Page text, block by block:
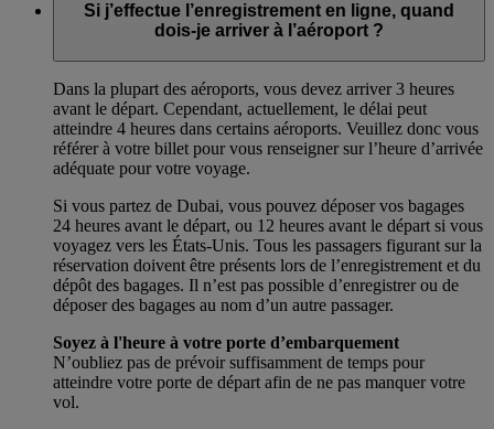
Si j’effectue l’enregistrement en ligne, quand
dois-je arriver à l’aéroport ?
Dans la plupart des aéroports, vous devez arriver 3 heures
avant le départ. Cependant, actuellement, le délai peut
atteindre 4 heures dans certains aéroports. Veuillez donc vous
référer à votre billet pour vous renseigner sur l’heure d’arrivée
adéquate pour votre voyage.
Si vous partez de Dubai, vous pouvez déposer vos bagages
24 heures avant le départ, ou 12 heures avant le départ si vous
voyagez vers les États-Unis. Tous les passagers figurant sur la
réservation doivent être présents lors de l’enregistrement et du
dépôt des bagages. Il n’est pas possible d’enregistrer ou de
déposer des bagages au nom d’un autre passager.
Soyez à l'heure à votre porte d’embarquement
N’oubliez pas de prévoir suffisamment de temps pour
atteindre votre porte de départ afin de ne pas manquer votre
vol.